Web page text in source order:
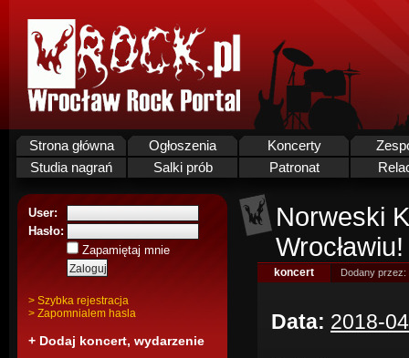
Strona główna Ogłoszenia Koncerty
Studia nagrań
Salki prób Patronat
User:
Hasło:
Zapamiętaj mnie
> Szybka rejestracja
> Zapomnialem hasla
+ Dodaj koncert, wydarzenie
Norweski
Wrocławiu!
koncert Dodany przez:
Data: 2018-